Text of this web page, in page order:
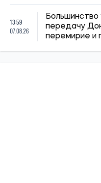
13:59
07.08.26
Большинство
передачу
перемирие и